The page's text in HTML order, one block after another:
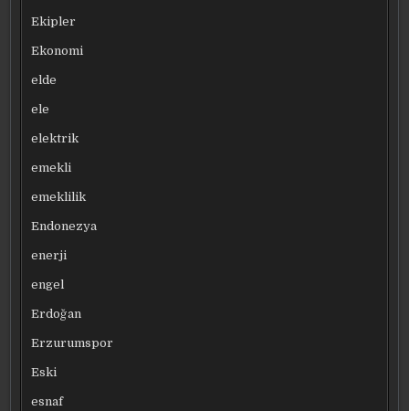
Ekipler
Ekonomi
elde
ele
elektrik
emekli
emeklilik
Endonezya
enerji
engel
Erdoğan
Erzurumspor
Eski
esnaf